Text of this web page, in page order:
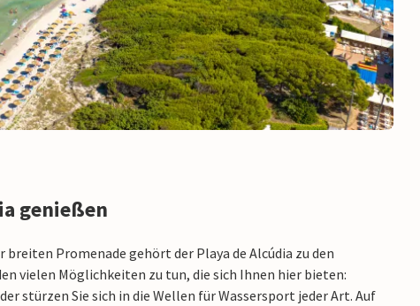
genießen
Promenade gehört der Playa de Alcúdia zu den
vielen Möglichkeiten zu tun, die sich Ihnen hier bieten:
stürzen Sie sich in die Wellen für Wassersport jeder Art. Auf